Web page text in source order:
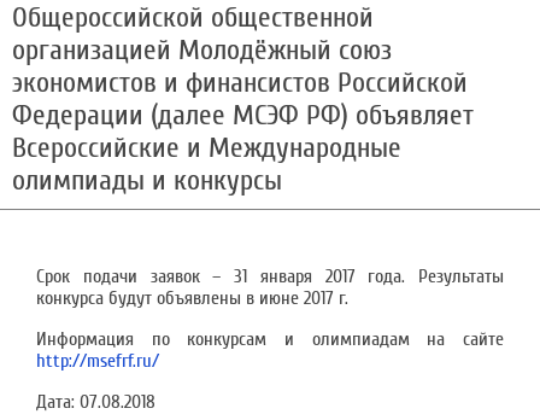
Общероссийской общественной
организацией Молодёжный союз
экономистов и финансистов Российской
Федерации (далее МСЭФ РФ) объявляет
Всероссийские и Международные
олимпиады и конкурсы
Срок подачи заявок – 31 января 2017 года. Результаты
конкурса будут объявлены в июне 2017 г.
Информация по конкурсам и олимпиадам на сайте
http://msefrf.ru/
Дата: 07.08.2018